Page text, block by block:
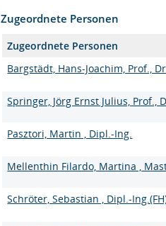
Zugeordnete Personen
Zugeordnete Personen
Bargstädt, Hans-Joachim, Prof.,
Springer, Jörg Ernst Julius, Prof.,
Pasztori, Martin , Dipl.-Ing.
Mellenthin Filardo, Martina ,
Schröter, Sebastian , Dipl.-